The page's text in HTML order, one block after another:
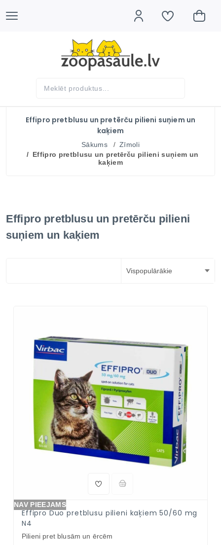
Effipro pretblusu un pretērču pilieni suņiem un
kaķiem
Sākums
Zīmoli
Effipro pretblusu un pretērču pilieni suņiem un
kaķiem
Effipro pretblusu un pretērču pilieni
suņiem un kaķiem
NAV PIEEJAMS
Effipro Duo pretblusu pilieni kaķiem 50/60 mg
N4
Pilieni pret blusām un ērcēm